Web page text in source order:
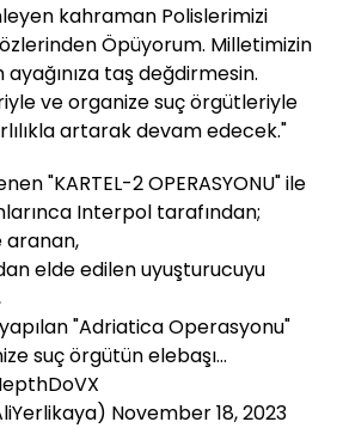
kahraman Polislerimizi
Öpüyorum. Milletimizin
ayağınıza taş değdirmesin.
ve organize suç örgütleriyle
artarak devam edecek."
"KARTEL-2 OPERASYONU" ile
Interpol tarafından;
aranan,
elde edilen uyuşturucuyu
"Adriatica Operasyonu"
suç örgütün elebaşı…
November 18, 2023